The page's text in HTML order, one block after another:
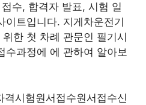
수, 합격자 발표, 시험 일
이트입니다. 지게차운전기
한 첫 차례 관문인 필기시
수과정에 에 관하여 알아보
시험원서접수원서접수신